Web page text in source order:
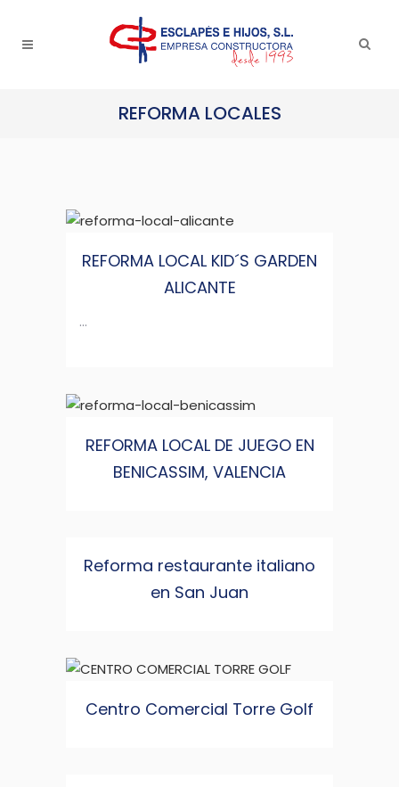
REFORMA LOCALES
REFORMA LOCAL KID´S GARDEN
ALICANTE
...
REFORMA LOCAL DE JUEGO EN
BENICASSIM, VALENCIA
Reforma restaurante italiano
en San Juan
Centro Comercial Torre Golf